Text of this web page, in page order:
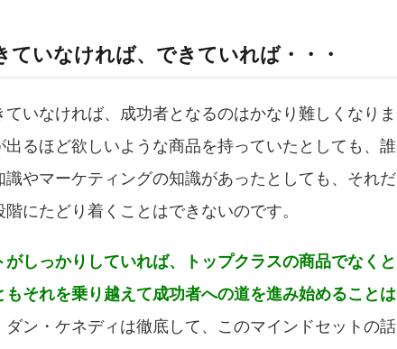
いなければ、できていれば・・・
いなければ、成功者となるのはかなり難しくなりま
るほど欲しいような商品を持っていたとしても、誰
やマーケティングの知識があったとしても、それだ
にたどり着くことはできないのです。
がしっかりしていれば、トップクラスの商品でなくと
もそれを乗り越えて成功者への道を進み始めることは
ダン・ケネディは徹底して、このマインドセットの話